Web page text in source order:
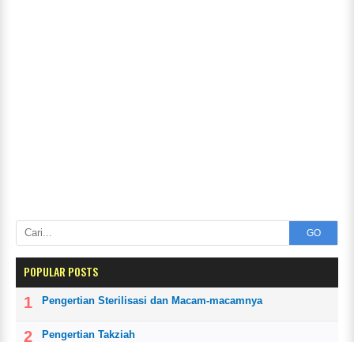
GO
POPULAR POSTS
Pengertian Sterilisasi dan Macam-macamnya
Pengertian Takziah